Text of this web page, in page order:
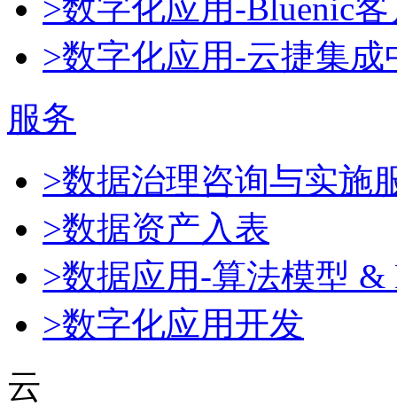
>数字化应用-Bluenic
>数字化应用-云捷集成
服务
>数据治理咨询与实施
>数据资产入表
>数据应用-算法模型 &
>数字化应用开发
云